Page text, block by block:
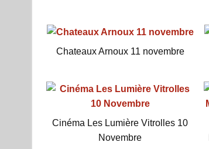
Chateaux Arnoux 11 novembre
Cinéma Les Lumière Vitrolles 10
Novembre